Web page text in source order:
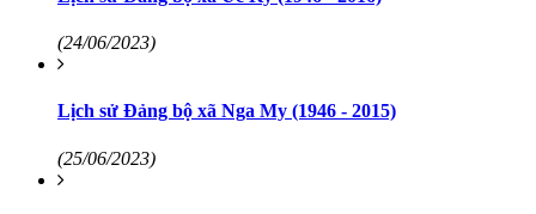
(24/06/2023)
Lịch sử Đảng bộ xã Nga My (1946 - 2015)
(25/06/2023)